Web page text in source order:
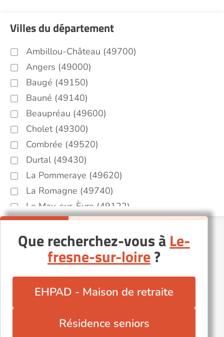
Villes du département
Ambillou-Château (49700)
Angers (49000)
Baugé (49150)
Bauné (49140)
Beaupréau (49600)
Cholet (49300)
Combrée (49520)
Durtal (49430)
La Pommeraye (49620)
La Romagne (49740)
Le May-sur-Èvre (49122)
Montreuil-Juigné (49460)
Mozé-sur-Louet (49610)
Pouancé (49420)
Saint-Macaire-en-Mauges (49450)
Sainte-Gemmes-sur-Loire (49130)
Tiercé (49125)
Que recherchez-vous àLe-
fresne-sur-loire?
EHPAD - Maison de retraite
Résidence seniors